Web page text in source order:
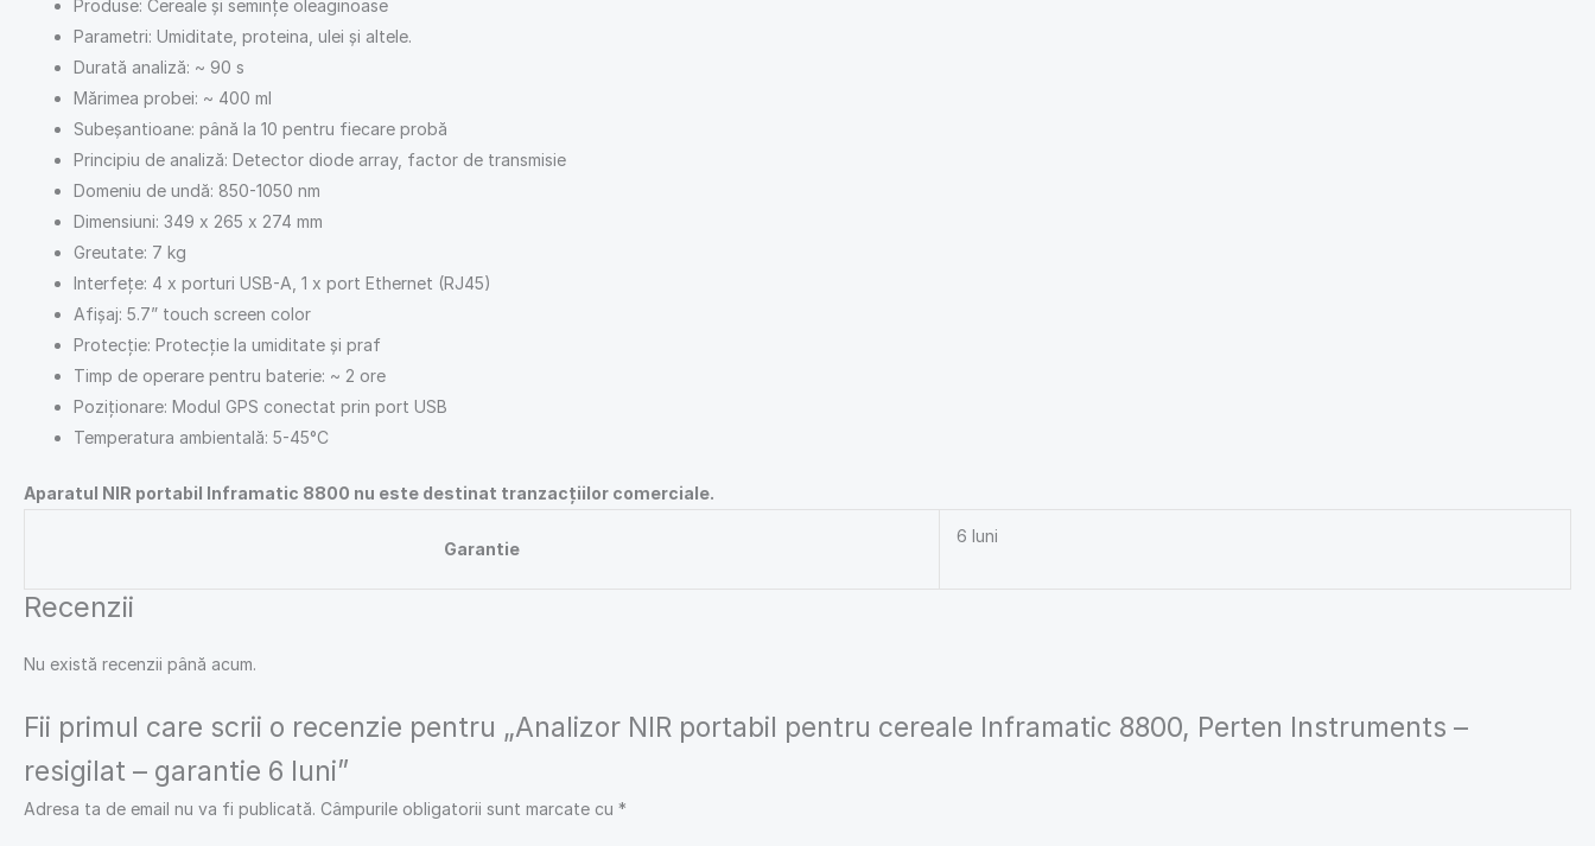
Produse: Cereale şi seminţe oleaginoase
Parametri: Umiditate, proteina, ulei şi altele.
Durată analiză: ~ 90 s
Mărimea probei: ~ 400 ml
Subeșantioane: până la 10 pentru fiecare probă
Principiu de analiză: Detector diode array, factor de transmisie
Domeniu de undă: 850-1050 nm
Dimensiuni: 349 x 265 x 274 mm
Greutate: 7 kg
Interfeţe: 4 x porturi USB-A, 1 x port Ethernet (RJ45)
Afişaj: 5.7” touch screen color
Protecţie: Protecţie la umiditate şi praf
Timp de operare pentru baterie: ~ 2 ore
Poziţionare: Modul GPS conectat prin port USB
Temperatura ambientală: 5-45°C
Aparatul NIR portabil Inframatic 8800 nu este destinat tranzacţiilor comerciale.
Garantie
6 luni
Recenzii
Nu există recenzii până acum.
Fii primul care scrii o recenzie pentru „Analizor NIR portabil pentru cereale Inframatic 8800, Perten Instruments –
resigilat – garantie 6 luni”
Adresa ta de email nu va fi publicată. Câmpurile obligatorii sunt marcate cu *